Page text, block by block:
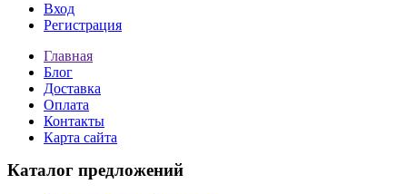
Вход
Регистрация
Главная
Блог
Доставка
Оплата
Контакты
Карта сайта
Каталог предложений